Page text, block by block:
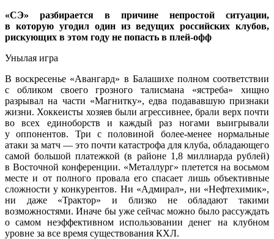
«СЭ» разбирается в причине непростой ситуации,
в которую угодил один из ведущих российских клубов,
рискующих в этом году не попасть в плей-офф
Унылая игра
В воскресенье «Авангард» в Балашихе полном соответствии
с обликом своего грозного талисмана «ястреба» хищно
разрывал на части «Магнитку», едва подававшую признаки
жизни. Хоккеисты хозяев были агрессивнее, брали верх почти
во всех единоборств и каждый раз ногами выигрывали
у оппонентов. Три с половиной более-менее нормальные
атаки за матч — это почти катастрофа для клуба, обладающего
самой большой платежкой (в районе 1,8 миллиарда рублей)
в Восточной конференции. «Металлург» плетется на восьмом
месте и от полного провала его спасает лишь объективные
сложности у конкурентов. Ни «Адмирал», ни «Нефтехимик»,
ни даже «Трактор» и близко не обладают такими
возможностями. Иначе бы уже сейчас можно было рассуждать
о самом неэффективном использовании денег на клубном
уровне за все время существования КХЛ.